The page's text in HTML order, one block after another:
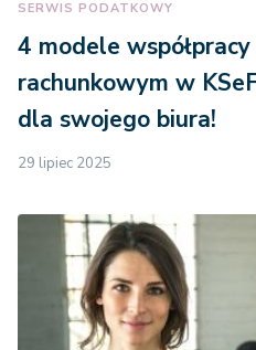
SERWIS PODATKOWY
4 modele
rachunkowym w
dla swojego biura!
29 lipiec 2025